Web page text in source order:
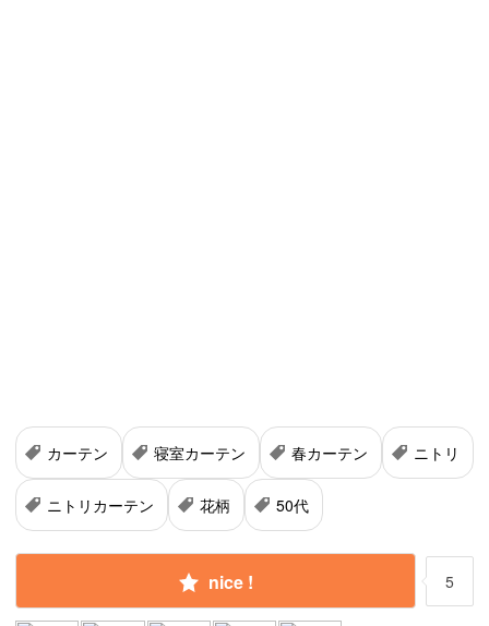
カーテン 寝室カーテン 春カーテン ニトリ
ニトリカーテン 花柄 50代
nice ! 5